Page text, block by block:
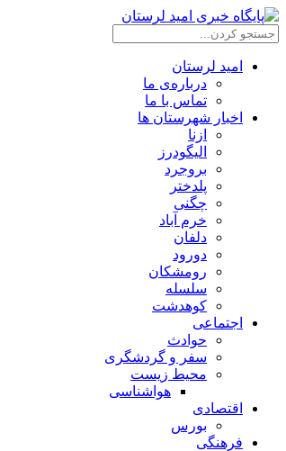
امید لرستان
درباره‌ی ما
تماس با ما
اخبار شهرستان ها
ازنا
الیگودرز
بروجرد
پلدختر
چگنی
خرم آباد
دلفان
دورود
رومشکان
سلسله
کوهدشت
اجتماعی
حوادث
سفر و گردشگری
محیط زیست
هواشناسی
اقتصادی
بورس
فرهنگی